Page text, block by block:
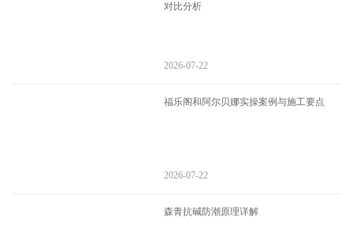
对比分析
2026-07-22
福乐阁和阿尔贝娜实操案例与施工要点
2026-07-22
森青抗碱防潮原理详解